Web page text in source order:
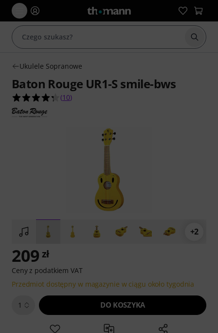
Ukulele Sopranowe
Baton Rouge UR1-S smile-bws
4.3 na 5 gwiazdek z 10 ocen klientów
(10)
+2
209 zł
Ceny z podatkiem VAT
Przedmiot dostępny w magazynie w ciągu około tygodnia
1 DO KOSZYKA